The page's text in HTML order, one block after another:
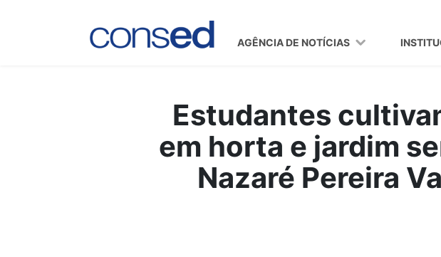
AGÊNCIA DE NOTÍCIAS
Estudantes
em horta e jardim
Nazaré Pereira